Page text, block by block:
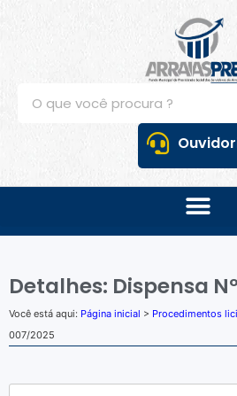
Detalhes: Dispensa
Você está aqui: Página inicial > Procedimentos
007/2025